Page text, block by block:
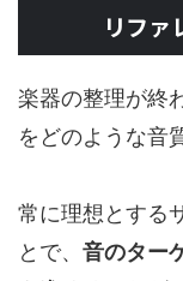
リファ
楽器の整理が終
をどのような音
常に理想とする
とで、 音のター